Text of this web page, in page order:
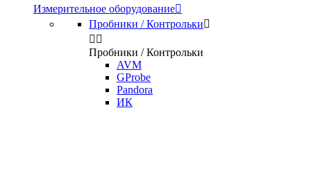
Измерительное оборудование
Пробники / Контрольки
 
Пробники / Контрольки
AVM
GProbe
Pandora
ИК